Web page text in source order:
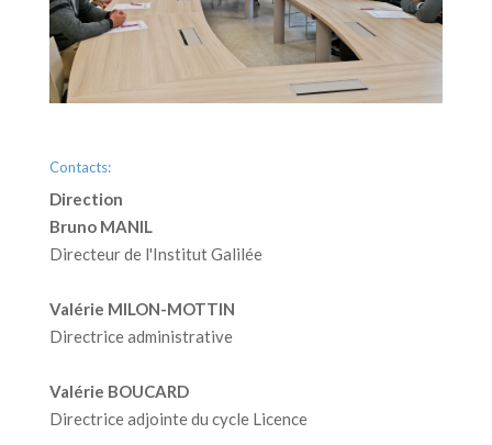
Contacts:
Direction
Bruno MANIL
Directeur de l'Institut Galilée
Valérie MILON-MOTTIN
Directrice administrative
Valérie BOUCARD
Directrice adjointe du cycle Licence